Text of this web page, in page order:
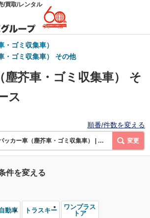
/買取/レンタル
ゴミ収集車）
・ゴミ収集車） その他
塵芥車・ゴミ収集車） そ
ス
順番/件数を変える
パッカー車（塵芥車・ゴミ収集車） | その他 | 短期リース 変更
件を変える
動車 トラスキー
ワンプラス
トア